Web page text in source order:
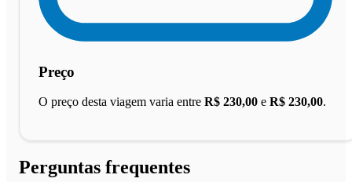
Preço
O preço desta viagem varia entre R$ 230,00 e R$ 230,00.
Perguntas frequentes